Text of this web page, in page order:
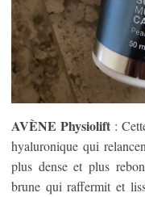
AVÈNE Physiolift :
hyaluronique qui
plus dense et plus
brune qui raffermit et